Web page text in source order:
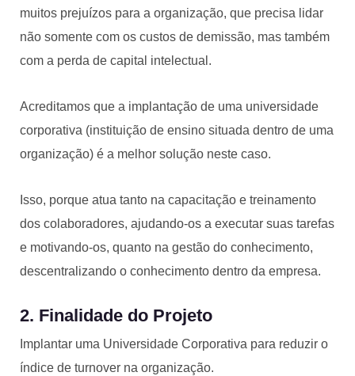
muitos prejuízos para a organização, que precisa lidar
não somente com os custos de demissão, mas também
com a perda de capital intelectual.
Acreditamos que a implantação de uma universidade
corporativa (instituição de ensino situada dentro de uma
organização) é a melhor solução neste caso.
Isso, porque atua tanto na capacitação e treinamento
dos colaboradores, ajudando-os a executar suas tarefas
e motivando-os, quanto na gestão do conhecimento,
descentralizando o conhecimento dentro da empresa.
2. Finalidade do Projeto
Implantar uma Universidade Corporativa para reduzir o
índice de turnover na organização.